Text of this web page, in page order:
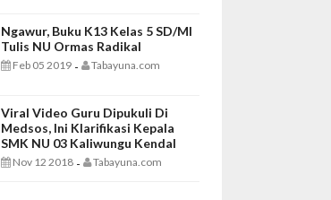
Ngawur, Buku K13 Kelas 5 SD/MI
Tulis NU Ormas Radikal
Feb 05 2019 - Tabayuna.com
Viral Video Guru Dipukuli Di
Medsos, Ini Klarifikasi Kepala
SMK NU 03 Kaliwungu Kendal
Nov 12 2018 - Tabayuna.com